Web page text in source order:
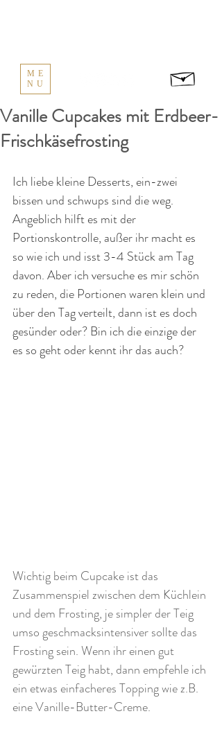
ME
NU
Vanille Cupcakes mit Erdbeer-
Frischkäsefrosting
Ich liebe kleine Desserts, ein-zwei
bissen und schwups sind die weg.
Angeblich hilft es mit der
Portionskontrolle, außer ihr macht es
so wie ich und isst 3-4 Stück am Tag
davon. Aber ich versuche es mir schön
zu reden, die Portionen waren klein und
über den Tag verteilt, dann ist es doch
gesünder oder? Bin ich die einzige der
es so geht oder kennt ihr das auch?
Wichtig beim Cupcake ist das
Zusammenspiel zwischen dem Küchlein
und dem Frosting, je simpler der Teig
umso geschmacksintensiver sollte das
Frosting sein. Wenn ihr einen gut
gewürzten Teig habt, dann empfehle ich
ein etwas einfacheres Topping wie z.B.
eine Vanille-Butter-Creme.